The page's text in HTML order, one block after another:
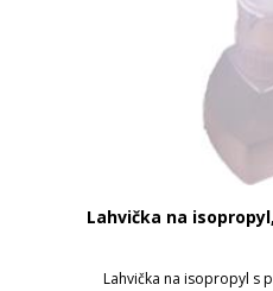
Lahvička na
Lahvička na isopropyl s